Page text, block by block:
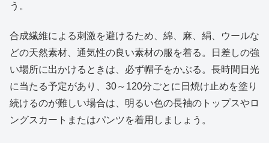
う。
合成繊維による刺激を避けるため、綿、麻、絹、ウールな
どの天然素材、通気性の良い素材の服を着る。日差しの強
い場所に出かけるときは、必ず帽子をかぶる。長時間日光
に当たる予定があり、30～120分ごとに日焼け止めを塗り
続けるのが難しい場合は、明るい色の長袖のトップスやロ
ングスカートまたはパンツを着用しましょう。